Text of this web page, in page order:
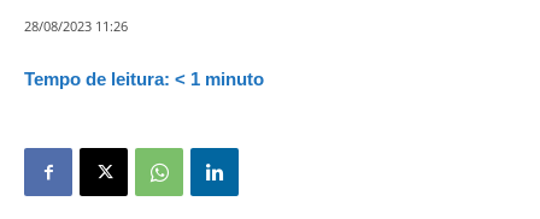
28/08/2023 11:26
Tempo de leitura: < 1 minuto